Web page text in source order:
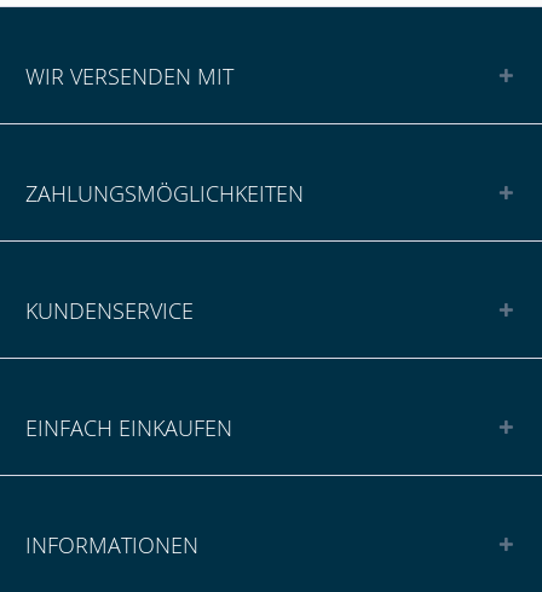
WIR VERSENDEN MIT
ZAHLUNGSMÖGLICHKEITEN
KUNDENSERVICE
EINFACH EINKAUFEN
INFORMATIONEN